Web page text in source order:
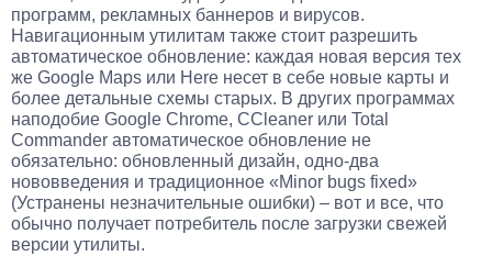
программ, рекламных баннеров и вирусов.
Навигационным утилитам также стоит разрешить
автоматическое обновление: каждая новая версия тех
же Google Maps или Here несет в себе новые карты и
более детальные схемы старых. В других программах
наподобие Google Chrome, CCleaner или Total
Commander автоматическое обновление не
обязательно: обновленный дизайн, одно-два
нововведения и традиционное «Minor bugs fixed»
(Устранены незначительные ошибки) – вот и все, что
обычно получает потребитель после загрузки свежей
версии утилиты.